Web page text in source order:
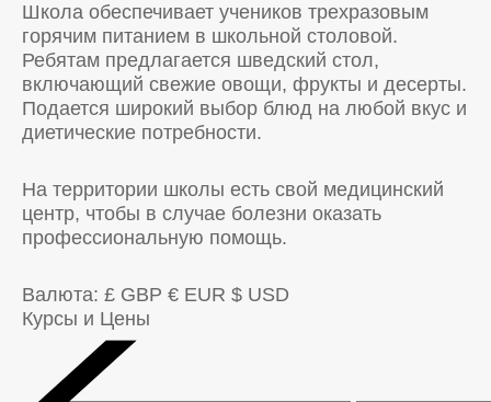
Школа обеспечивает учеников трехразовым
горячим питанием в школьной столовой.
Ребятам предлагается шведский стол,
включающий свежие овощи, фрукты и десерты.
Подается широкий выбор блюд на любой вкус и
диетические потребности.
На территории школы есть свой медицинский
центр, чтобы в случае болезни оказать
профессиональную помощь.
Валюта: £ GBP € EUR $ USD
Курсы и Цены